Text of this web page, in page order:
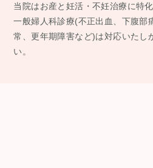
当院はお産と妊活・不妊治療に特
⼀般婦⼈科診療(不正出⾎、下腹部
常、更年期障害など)は対応いたし
い。